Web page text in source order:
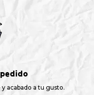
acabado a tu gusto.